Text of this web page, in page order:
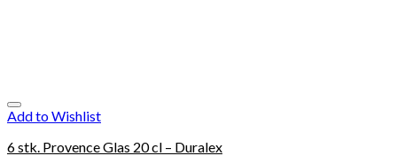
Add to Wishlist
6 stk. Provence Glas 20 cl – Duralex